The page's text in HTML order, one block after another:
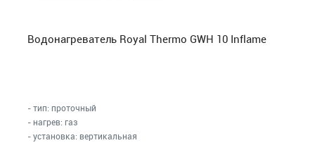
Водонагреватель Royal Thermo GWH 10 Inflame
- тип: проточный
- нагрев: газ
- установка: вертикальная